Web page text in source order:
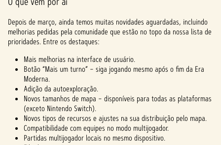
Depois de março, ainda temos muitas novidades aguardadas, incluindo
melhorias pedidas pela comunidade que estão no topo da nossa lista de
prioridades. Entre os destaques:
Mais melhorias na interface de usuário.
Botão “Mais um turno” – siga jogando mesmo após o fim da Era
Moderna.
Adição da autoexploração.
Novos tamanhos de mapa – disponíveis para todas as plataformas
(exceto Nintendo Switch).
Novos tipos de recursos e ajustes na sua distribuição pelo mapa.
Compatibilidade com equipes no modo multijogador.
Partidas multijogador locais no mesmo dispositivo.